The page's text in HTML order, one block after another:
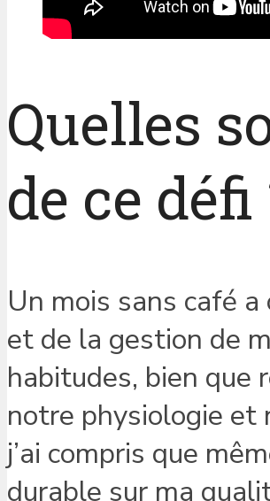
Quelles
de ce défi
Un mois sans café
et de la gestion de
habitudes, bien que
notre physiologie et
j’ai compris que
durable sur ma